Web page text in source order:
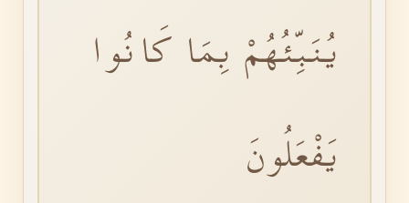
يُنَبِّئُهُمْ بِمَا كَانُوا
يَفْعَلُونَ